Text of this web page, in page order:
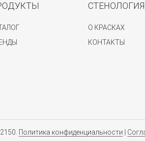
СТЕНОЛОГИЯ
О КРАСКАХ
КОНТАКТЫ
Политика конфиденциальности